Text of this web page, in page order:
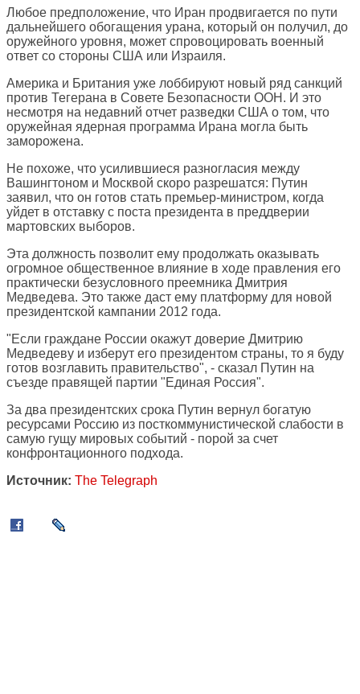
Любое предположение, что Иран продвигается по пути
дальнейшего обогащения урана, который он получил, до
оружейного уровня, может спровоцировать военный
ответ со стороны США или Израиля.
Америка и Британия уже лоббируют новый ряд санкций
против Тегерана в Совете Безопасности ООН. И это
несмотря на недавний отчет разведки США о том, что
оружейная ядерная программа Ирана могла быть
заморожена.
Не похоже, что усилившиеся разногласия между
Вашингтоном и Москвой скоро разрешатся: Путин
заявил, что он готов стать премьер-министром, когда
уйдет в отставку с поста президента в преддверии
мартовских выборов.
Эта должность позволит ему продолжать оказывать
огромное общественное влияние в ходе правления его
практически безусловного преемника Дмитрия
Медведева. Это также даст ему платформу для новой
президентской кампании 2012 года.
"Если граждане России окажут доверие Дмитрию
Медведеву и изберут его президентом страны, то я буду
готов возглавить правительство", - сказал Путин на
съезде правящей партии "Единая Россия".
За два президентских срока Путин вернул богатую
ресурсами Россию из посткоммунистической слабости в
самую гущу мировых событий - порой за счет
конфронтационного подхода.
Источник: The Telegraph